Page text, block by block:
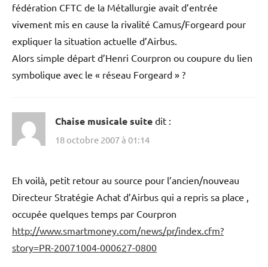
fédération CFTC de la Métallurgie avait d’entrée
vivement mis en cause la rivalité Camus/Forgeard pour
expliquer la situation actuelle d’Airbus.
Alors simple départ d’Henri Courpron ou coupure du lien
symbolique avec le « réseau Forgeard » ?
Chaise musicale suite dit :
18 octobre 2007 à 01:14
Eh voilà, petit retour au source pour l’ancien/nouveau
Directeur Stratégie Achat d’Airbus qui a repris sa place ,
occupée quelques temps par Courpron
http://www.smartmoney.com/news/pr/index.cfm?
story=PR-20071004-000627-0800